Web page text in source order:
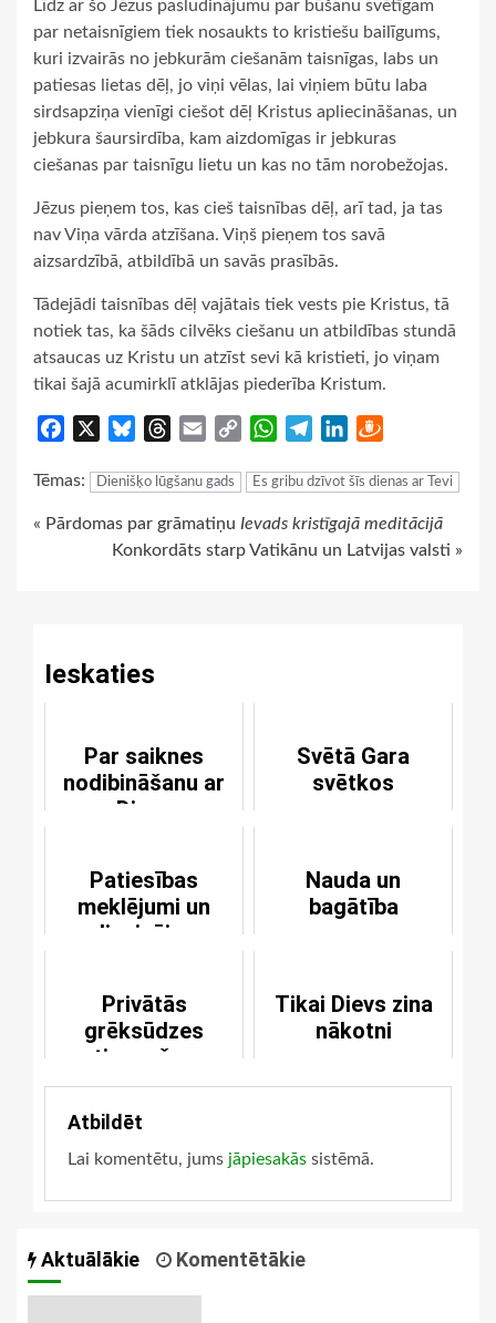
Līdz ar šo Jēzus pasludinājumu par būšanu svētīgam
par netaisnīgiem tiek nosaukts to kristiešu bailīgums,
kuri izvairās no jebkurām ciešanām taisnīgas, labs un
patiesas lietas dēļ, jo viņi vēlas, lai viņiem būtu laba
sirdsapziņa vienīgi ciešot dēļ Kristus apliecināšanas, un
jebkura šaursirdība, kam aizdomīgas ir jebkuras
ciešanas par taisnīgu lietu un kas no tām norobežojas.
Jēzus pieņem tos, kas cieš taisnības dēļ, arī tad, ja tas
nav Viņa vārda atzīšana. Viņš pieņem tos savā
aizsardzībā, atbildībā un savās prasībās.
Tādejādi taisnības dēļ vajātais tiek vests pie Kristus, tā
notiek tas, ka šāds cilvēks ciešanu un atbildības stundā
atsaucas uz Kristu un atzīst sevi kā kristieti, jo viņam
tikai šajā acumirklī atklājas piederība Kristum.
Facebook BlueskyThreads
Email
Copy
WhatsApp
TelegramLinkedIn
Tēmas: Dienišķo lūgšanu gads Es gribu dzīvot šīs dienas ar Tevi
Continue
« Pārdomas par grāmatiņu Ievads kristīgajā meditācijā
Konkordāts starp Vatikānu un Latvijas valsti »
Ieskaties
Par saiknes
nodibināšanu ar
Dievu
Svētā Gara
svētkos
Patiesības
meklējumi un
apliecinājums
Nauda un
bagātība
Privātās
grēksūdzes
atjaunošana
Tikai Dievs zina
nākotni
Atbildēt
Lai komentētu, jums jāpiesakās sistēmā.
Aktuālākie Komentētākie